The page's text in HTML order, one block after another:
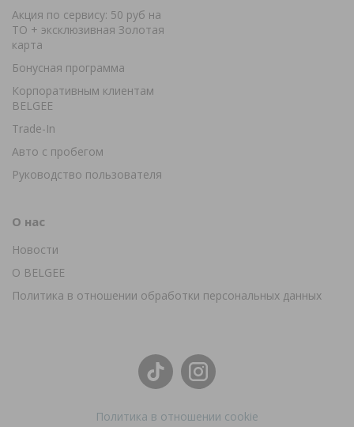
Акция по сервису: 50 руб на
ТО + эксклюзивная Золотая
карта
Бонусная программа
Корпоративным клиентам
BELGEE
Trade-In
Авто с пробегом
Руководство пользователя
О нас
Новости
О BELGEE
Политика в отношении обработки персональных данных
Политика в отношении cookie